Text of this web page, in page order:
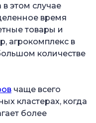
этом случае
время
товары и
агрокомплекс в
количестве
чаще всего
кластерах, когда
более